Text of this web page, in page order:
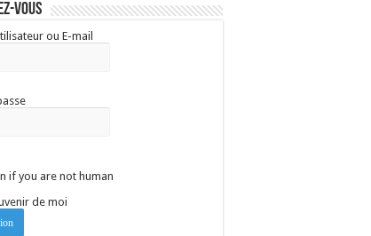
vous
ou E-mail
if you are not human
de moi